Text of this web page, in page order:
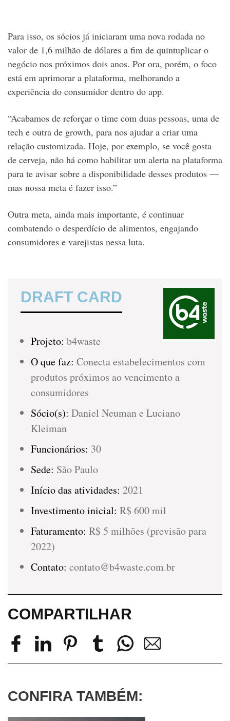
Para isso, os sócios já iniciaram uma nova rodada no
valor de 1,6 milhão de dólares a fim de quintuplicar o
negócio nos próximos dois anos. Por ora, porém, o foco
está em aprimorar a plataforma, melhorando a
experiência do consumidor dentro do app.
“Acabamos de reforçar o time com duas pessoas, uma de
tech e outra de growth, para nos ajudar a criar uma
relação customizada. Hoje, por exemplo, se você gosta
de cerveja, não há como habilitar um alerta na plataforma
para te avisar sobre a disponibilidade desses produtos —
mas nossa meta é fazer isso.”
Outra meta, ainda mais importante, é continuar
combatendo o desperdício de alimentos, engajando
consumidores e varejistas nessa luta.
DRAFT CARD
Projeto: b4waste
O que faz: Conecta estabelecimentos com
produtos próximos ao vencimento a
consumidores
Sócio(s): Daniel Neuman e Luciano
Kleiman
Funcionários: 30
Sede: São Paulo
Início das atividades: 2021
Investimento inicial: R$ 600 mil
Faturamento: R$ 5 milhões (previsão para
2022)
Contato: contato@b4waste.com.br
COMPARTILHAR
CONFIRA TAMBÉM: